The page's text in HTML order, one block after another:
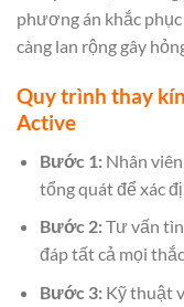
phương án khắc
càng lan rộng gây
Quy trình thay
Active
Bước 1: Nhân
tổng quát để xác
Bước 2:Tư vấn
đáp tất cả mọi
Bước 3:Kỹ thuật